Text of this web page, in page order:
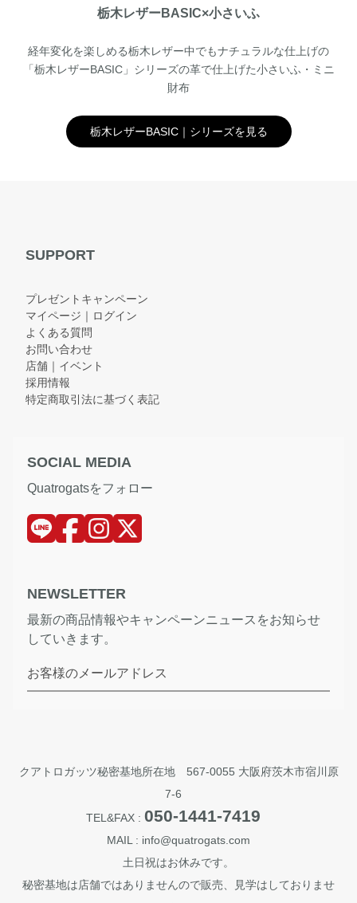
栃木レザーBASIC×小さいふ
経年変化を楽しめる栃木レザー中でもナチュラルな仕上げの
「栃木レザーBASIC」シリーズの革で仕上げた小さいふ・ミニ
財布
栃木レザーBASIC｜シリーズを見る
SUPPORT
プレゼントキャンペーン
マイページ｜ログイン
よくある質問
お問い合わせ
店舗｜イベント
採用情報
特定商取引法に基づく表記
SOCIAL MEDIA
Quatrogatsをフォロー
NEWSLETTER
最新の商品情報やキャンペーンニュースをお知らせ
していきます。
お客様のメールアドレス
クアトロガッツ秘密基地所在地 567-0055 大阪府茨木市宿川原
7-6
TEL&FAX : 050-1441-7419
MAIL : info@quatrogats.com
土日祝はお休みです。
秘密基地は店舗ではありませんので販売、見学はしておりませ